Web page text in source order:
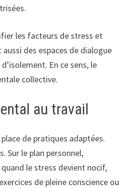
les facteurs de stress et
des espaces de dialogue
En ce sens, le
collective.
au travail
de pratiques adaptées.
Sur le plan personnel,
le stress devient nocif,
de pleine conscience ou